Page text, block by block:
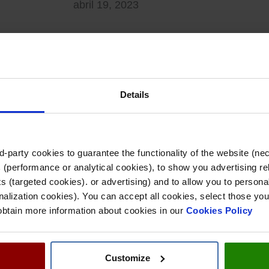
Details
party cookies to guarantee the functionality of the website
or analytical cookies), to show you advertising
(targeted cookies). or advertising) and to allow you to
cookies). You can accept all cookies, select those
more information about cookies in our Cookies Policy
Customize
abril 19, 2023
que
la
artificial
Begoña
Specialist de
situación
podemos
avanzar
Idrica: “Contar con una solución
proyecto de AMI”
En esta entrevista, Pepe Chambó,
Sales Specialist de Idrica, analiza
los beneficios del AMI
(Infraestructura de Medición
Avanzada) y cómo se percibe el
Medición Inteligente.
La
sido
más
nivel